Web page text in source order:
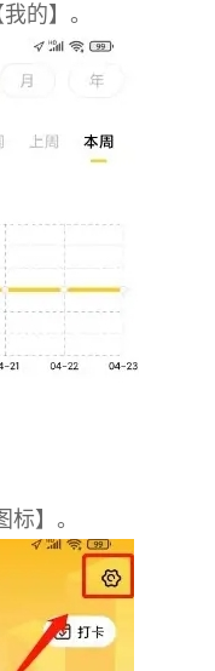
的】。
】。